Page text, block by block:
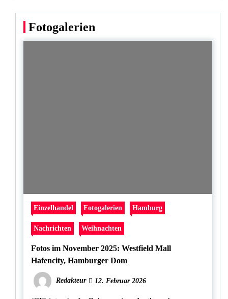
Fotogalerien
Einzelhandel Fotogalerien Hamburg
Nachrichten Weihnachten
Fotos im November 2025: Westfield Mall
Hafencity, Hamburger Dom
Redakteur 12. Februar 2026